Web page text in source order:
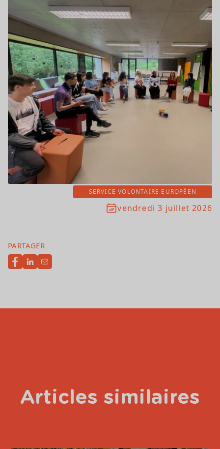
SERVICE VOLONTAIRE EUROPÉEN
vendredi 3 juillet 2026
PARTAGER
Articles similaires